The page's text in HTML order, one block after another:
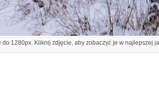
1280px. Kliknij zdjęcie, aby zobaczyć je w najlepszej